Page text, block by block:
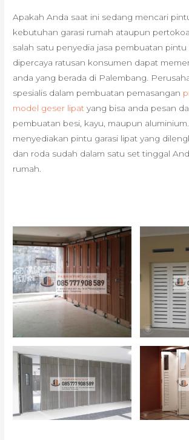
Apakah Anda saat ini sedang mencari
kebutuhan garasi rumah ataupun
salah satu penyedia jasa pembuatan pintu
dipercaya ratusan konsumen dapat
anda yang berada di Palembang.
spesialis dalam pembuatan pemasangan
model geser lipat yang bisa anda pesan
pembuatan besi, kayu, maupun
menyediakan pintu garasi lipat yang
dan roda sudah dalam satu set tinggal
rumah.